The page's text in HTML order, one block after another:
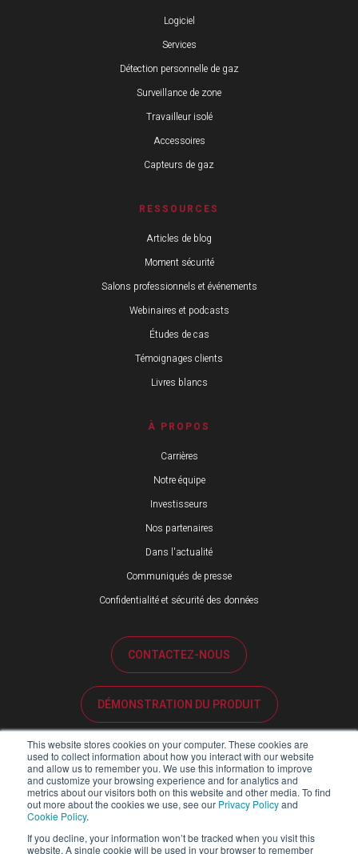
This website stores cookies on your computer. These cookies are
used to collect information about how you interact with our website
and allow us to remember you. We use this information to improve
and customize your browsing experience and for analytics and
metrics about our visitors both on this website and other media. To find
out more about the cookies we use, see our Privacy Policyand
Cookie Policy.
If you decline, your information won’t be tracked when you visit this
website. A single cookie will be used in your browser to remember
Logiciel
Services
Détection personnelle de gaz
Surveillance de zone
Travailleur isolé
Accessoires
Capteurs de gaz
RESSOURCES
Articles de blog
Moment sécurité
Salons professionnels et événements
Webinaires et podcasts
Études de cas
Témoignages clients
Livres blancs
À PROPOS
Carrières
Notre équipe
Investisseurs
Nos partenaires
Dans l'actualité
Communiqués de presse
Confidentialité et sécurité des données
CONTACTEZ-NOUS
DÉMONSTRATION DU PRODUIT
ASSISTANCE CLIENTÈLE
PORTAIL PARTENAIRES